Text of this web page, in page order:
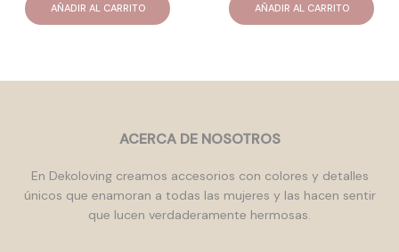
AÑADIR AL CARRITO AÑADIR AL CARRITO
ACERCA DE NOSOTROS
En Dekoloving creamos accesorios con colores y detalles
únicos que enamoran a todas las mujeres y las hacen sentir
que lucen verdaderamente hermosas.